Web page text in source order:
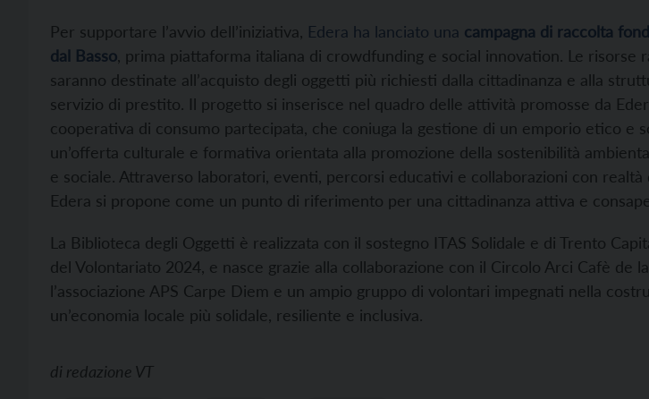
Per supportare l’avvio dell’iniziativa, Edera ha lanciato una campagna di raccolta
dal Basso , prima piattaforma italiana di crowdfunding e social innovation. Le risorse
saranno destinate all’acquisto degli oggetti più richiesti dalla cittadinanza e alla
servizio di prestito. Il progetto si inserisce nel quadro delle attività promosse da
cooperativa di consumo partecipata, che coniuga la gestione di un emporio etico e
un’offerta culturale e formativa orientata alla promozione della sostenibilità
e sociale. Attraverso laboratori, eventi, percorsi educativi e collaborazioni con realtà
Edera si propone come un punto di riferimento per una cittadinanza attiva e
La Biblioteca degli Oggetti è realizzata con il sostegno ITAS Solidale e di Trento
del Volontariato 2024, e nasce grazie alla collaborazione con il Circolo Arci Cafè de la
l’associazione APS Carpe Diem e un ampio gruppo di volontari impegnati nella
un’economia locale più solidale, resiliente e inclusiva.
di redazione VT